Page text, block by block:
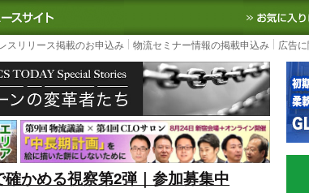
｜国内最大の物流ニュースサイト3PL, SCMなど国内外の最新
スリリース掲載のお申込み 物流セミナー情報の掲載申込み 広告
かめる視察第2弾｜参加募集中